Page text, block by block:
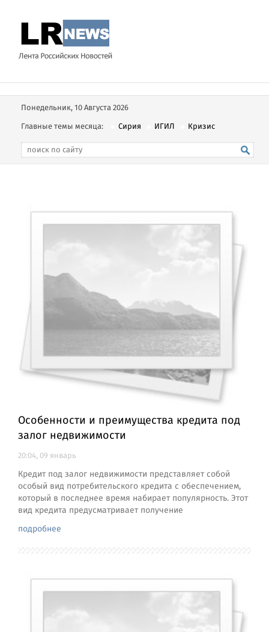
Понедельник, 10 Августа 2026
Главные темы месяца:
Сирия ИГИЛ Кризис
Особенности и преимущества кредита под
залог недвижимости
20:04, 09 январь
Кредит под залог недвижимости представляет собой
особый вид потребительского кредита с обеспечением,
который в последнее время набирает популярность. Этот
вид кредита предусматривает получение
подробнее